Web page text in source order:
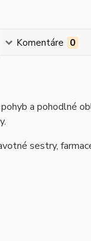
Komentáre 0
a pohodlné
sestry,